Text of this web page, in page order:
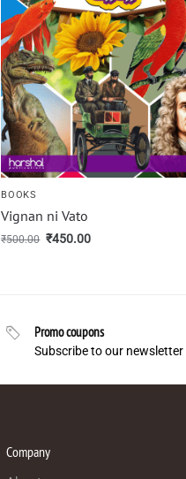
BOOKS
Vignan ni Vato
₹500.00 ₹450.00
Promo coupons
Subscribe to our newsletter
Company